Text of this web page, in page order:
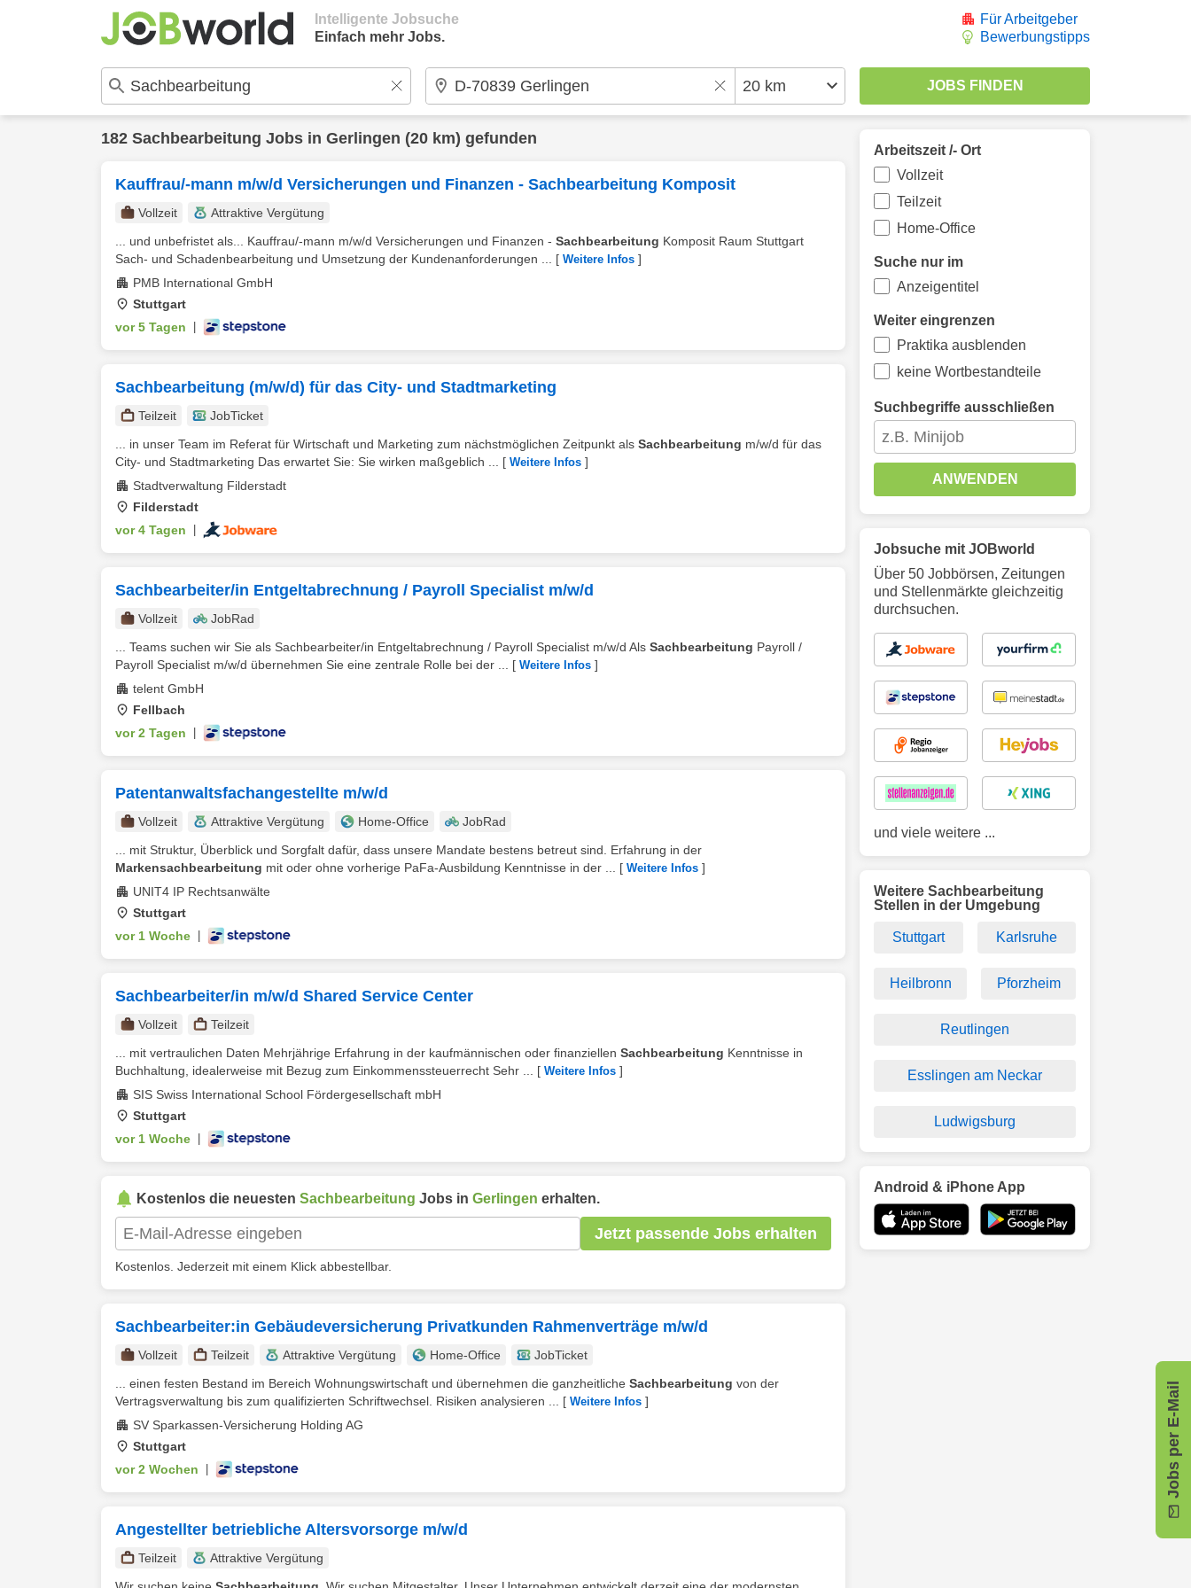
Intelligente Jobsuche
Einfach mehr Jobs.
Für Arbeitgeber
Bewerbungstipps
182 Sachbearbeitung Jobs in Gerlingen (20 km) gefunden
Kauffrau/-mann m/w/d Versicherungen und Finanzen - Sachbearbeitung Komposit
Vollzeit
Attraktive Vergütung
... und unbefristet als... Kauffrau/-mann m/w/d Versicherungen und Finanzen - Sachbearbeitung Komposit Raum Stuttgart
Sach- und Schadenbearbeitung und Umsetzung der Kundenanforderungen ...
[ Weitere Infos ]
PMB International GmbH
Stuttgart
vor 5 Tagen
Sachbearbeitung (m/w/d) für das City- und Stadtmarketing
Teilzeit
JobTicket
... in unser Team im Referat für Wirtschaft und Marketing zum nächstmöglichen Zeitpunkt als Sachbearbeitung m/w/d für das
City- und Stadtmarketing Das erwartet Sie: Sie wirken maßgeblich ...
[ Weitere Infos ]
Stadtverwaltung Filderstadt
Filderstadt
vor 4 Tagen
Sachbearbeiter/in Entgeltabrechnung / Payroll Specialist m/w/d
Vollzeit
JobRad
... Teams suchen wir Sie als Sachbearbeiter/in Entgeltabrechnung / Payroll Specialist m/w/d Als Sachbearbeitung Payroll /
Payroll Specialist m/w/d übernehmen Sie eine zentrale Rolle bei der ...
[ Weitere Infos ]
telent GmbH
Fellbach
vor 2 Tagen
Patentanwaltsfachangestellte m/w/d
Vollzeit Attraktive Vergütung Home-Office
JobRad
... mit Struktur, Überblick und Sorgfalt dafür, dass unsere Mandate bestens betreut sind. Erfahrung in der
Markensachbearbeitung mit oder ohne vorherige PaFa-Ausbildung Kenntnisse in der ... [ Weitere Infos ]
UNIT4 IP Rechtsanwälte
Stuttgart
vor 1 Woche
Sachbearbeiter/in m/w/d Shared Service Center
Vollzeit
Teilzeit
... mit vertraulichen Daten Mehrjährige Erfahrung in der kaufmännischen oder finanziellen Sachbearbeitung Kenntnisse in
Buchhaltung, idealerweise mit Bezug zum Einkommenssteuerrecht Sehr ...
[ Weitere Infos ]
SIS Swiss International School Fördergesellschaft mbH
Stuttgart
vor 1 Woche
Kostenlos die neuesten Sachbearbeitung Jobs in Gerlingen erhalten.
Jetzt passende Jobs erhalten
Kostenlos. Jederzeit mit einem Klick abbestellbar.
Sachbearbeiter:in Gebäudeversicherung Privatkunden Rahmenverträge m/w/d
Vollzeit Teilzeit Attraktive Vergütung Home-Office
JobTicket
... einen festen Bestand im Bereich Wohnungswirtschaft und übernehmen die ganzheitliche Sachbearbeitung von der
Vertragsverwaltung bis zum qualifizierten Schriftwechsel. Risiken analysieren ...
[ Weitere Infos ]
SV Sparkassen-Versicherung Holding AG
Stuttgart
vor 2 Wochen
Angestellter betriebliche Altersvorsorge m/w/d
Teilzeit
Attraktive Vergütung
Jobs per E-Mail
Arbeitszeit /- Ort
Vollzeit
Teilzeit
Home-Office
Suche nur im
Anzeigentitel
Weiter eingrenzen
Praktika ausblenden
keine Wortbestandteile
Suchbegriffe ausschließen
ANWENDEN
Jobsuche mit JOBworld
Über 50 Jobbörsen, Zeitungen
und Stellenmärkte gleichzeitig
durchsuchen.
und viele weitere ...
Weitere Sachbearbeitung
Stellen in der Umgebung
Stuttgart Karlsruhe
Heilbronn Pforzheim
Reutlingen
Esslingen am Neckar
Ludwigsburg
Android & iPhone App